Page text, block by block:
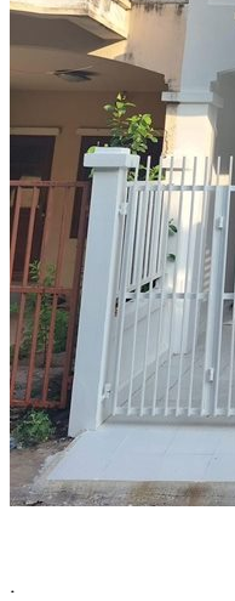
.